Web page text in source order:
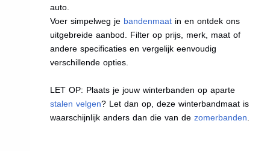
auto.
Voer simpelweg je bandenmaat in en ontdek ons
uitgebreide aanbod. Filter op prijs, merk, maat of
andere specificaties en vergelijk eenvoudig
verschillende opties.
LET OP: Plaats je jouw winterbanden op aparte
stalen velgen? Let dan op, deze winterbandmaat is
waarschijnlijk anders dan die van dezomerbanden